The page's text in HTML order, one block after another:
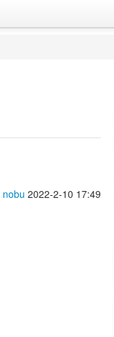
nobu 2022-2-10 17:49